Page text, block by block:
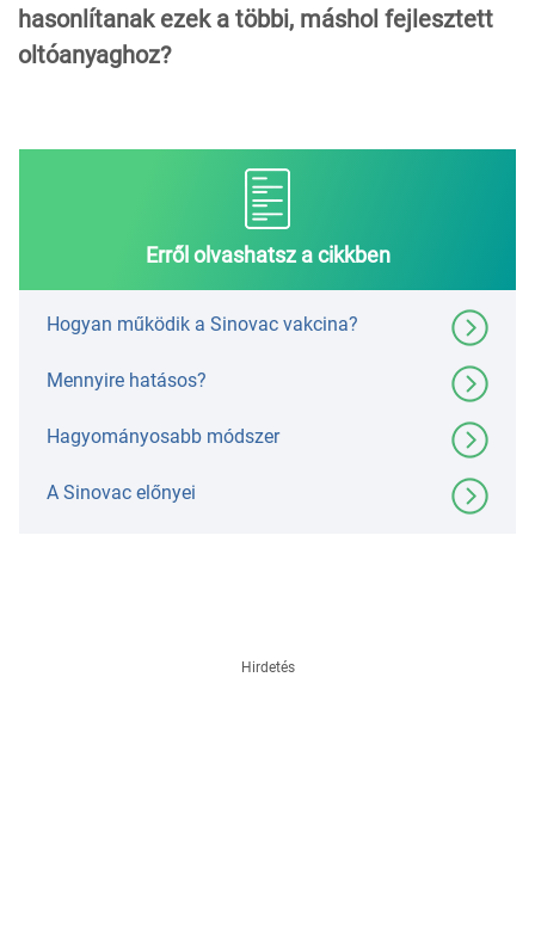
hasonlítanak ezek a többi, máshol fejlesztett
oltóanyaghoz?
Erről olvashatsz a cikkben
Hogyan működik a Sinovac vakcina?
Mennyire hatásos?
Hagyományosabb módszer
A Sinovac előnyei
Hirdetés